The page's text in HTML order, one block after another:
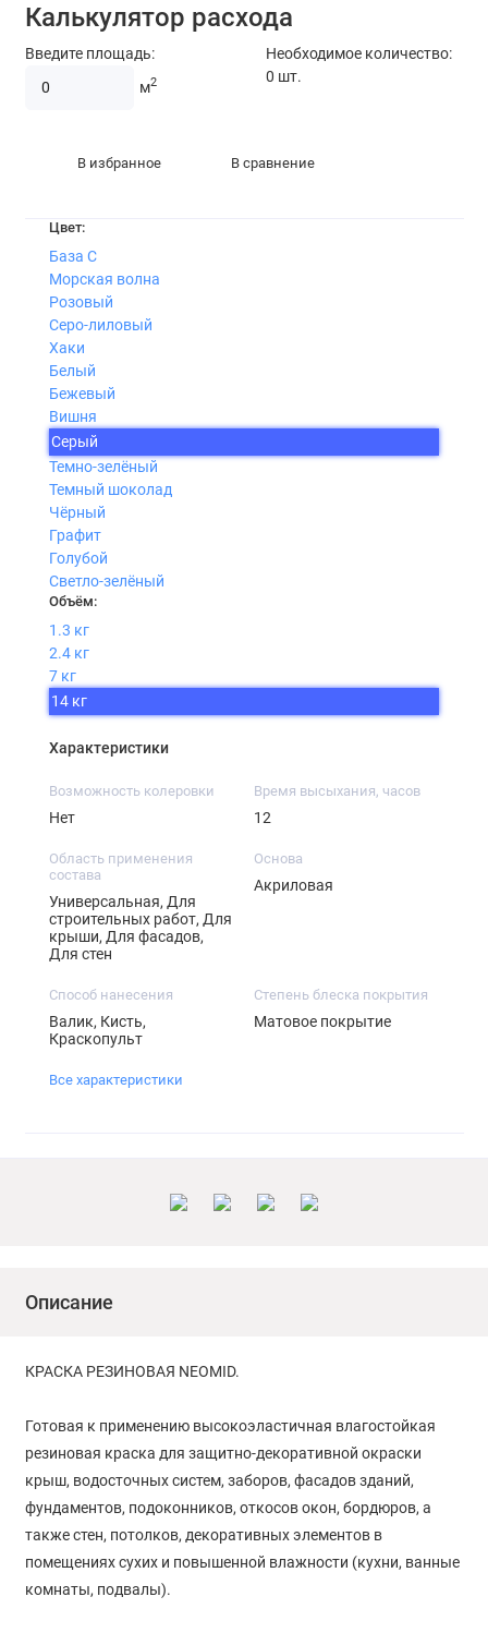
Калькулятор расхода
Введите площадь:
м2
Необходимое количество:
0 шт.
В избранное В сравнение
Цвет:
База С
Морская волна
Розовый
Серо-лиловый
Хаки
Белый
Бежевый
Вишня
Серый
Темно-зелёный
Темный шоколад
Чёрный
Графит
Голубой
Светло-зелёный
Объём:
1.3 кг
2.4 кг
7 кг
14 кг
Характеристики
Возможность колеровки
Нет
Время высыхания, часов
12
Область применения
состава
Универсальная, Для
строительных работ, Для
крыши, Для фасадов,
Для стен
Основа
Акриловая
Способ нанесения
Валик, Кисть,
Краскопульт
Степень блеска покрытия
Матовое покрытие
Все характеристики
Описание
КРАСКА РЕЗИНОВАЯ NEOMID.
Готовая к применению высокоэластичная влагостойкая
резиновая краска для защитно-декоративной окраски
крыш, водосточных систем, заборов, фасадов зданий,
фундаментов, подоконников, откосов окон, бордюров, а
также стен, потолков, декоративных элементов в
помещениях сухих и повышенной влажности (кухни, ванные
комнаты, подвалы).